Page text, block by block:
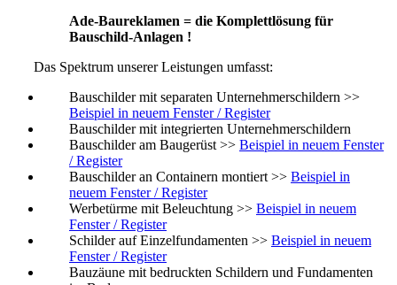
Ade-Baureklamen = die Komplettlösung für
Bauschild-Anlagen !
Das Spektrum unserer Leistungen umfasst:
Bauschilder mit separaten Unternehmerschildern >>
Beispiel in neuem Fenster / Register
Bauschilder mit integrierten Unternehmerschildern
Bauschilder am Baugerüst >> Beispiel in neuem Fenster
/ Register
Bauschilder an Containern montiert >> Beispiel in
neuem Fenster / Register
Werbetürme mit Beleuchtung >> Beispiel in neuem
Fenster / Register
Schilder auf Einzelfundamenten >> Beispiel in neuem
Fenster / Register
Bauzäune mit bedruckten Schildern und Fundamenten